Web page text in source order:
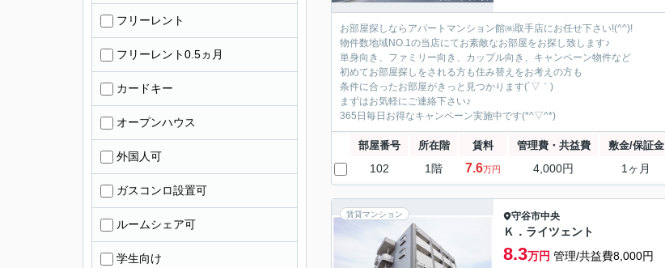
お部屋探しならアパートマンション館㈱取手店にお任せ下さい!(^^)!
物件数地域NO.1の当店にてお素敵なお部屋をお探し致します♪
単身向き、ファミリー向き、カップル向き、キャンペーン物件など
初めてお部屋探しをされる方も住み替えをお考えの方も
条件に合ったお部屋がきっと見つかります(´▽｀)
まずはお気軽にご連絡下さい♪
365日毎日お得なキャンペーン実施中です(*^▽^*)
部屋番号 所在階 賃料 管理費・共益費 敷金/保証金
102 1階 7.6万円 4,000円 1ヶ月
賃貸マンション 守谷市中央
Ｋ．ライツェント
8.3万円 管理/共益費8,000円
フリーレント
フリーレント0.5ヵ月
カードキー
オープンハウス
外国人可
ガスコンロ設置可
ルームシェア可
学生向け